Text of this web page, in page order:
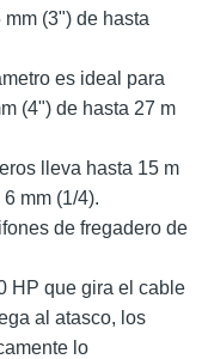
mm (3") de hasta
es ideal para
(4") de hasta 27 m
lleva hasta 15 m
mm (1/4).
de fregadero de
HP que gira el cable
al atasco, los
lo